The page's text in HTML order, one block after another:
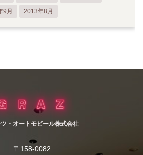
9月 2013年8月
・オートモビール株式会社
〒158-0082